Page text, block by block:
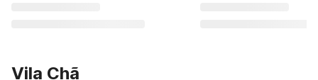
Vila Chã